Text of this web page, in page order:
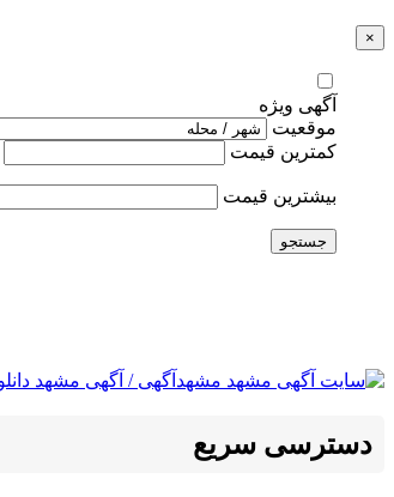
×
آگهی ویژه
موقعیت
کمترین قیمت
بیشترین قیمت
جستجو
دسترسی سریع